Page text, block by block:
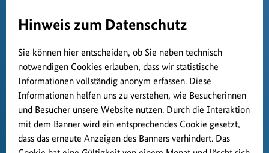
Hinweis zum Datenschutz
Sie können hier entscheiden, ob Sie neben technisch
notwendigen Cookies erlauben, dass wir statistische
Informationen vollständig anonym erfassen. Diese
Informationen helfen uns zu verstehen, wie Besucherinnen
und Besucher unsere Website nutzen. Durch die Interaktion
mit dem Banner wird ein entsprechendes Cookie gesetzt,
dass das erneute Anzeigen des Banners verhindert. Das